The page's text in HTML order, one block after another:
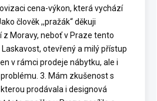
cena-výkon, která vychází
člověk ,,pražák“ děkuji
z Moravy, neboť v Praze tento
otevřený a milý přístup
v rámci prodeje nábytku, ale i
3. Mám zkušenost s
prodávala i designová